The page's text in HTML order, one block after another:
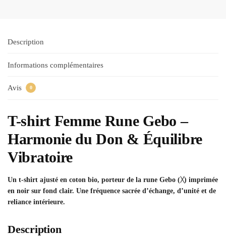
Description
Informations complémentaires
Avis 0
T-shirt Femme Rune Gebo –
Harmonie du Don & Équilibre
Vibratoire
Un t-shirt ajusté en coton bio, porteur de la rune Gebo (ᚷ) imprimée
en noir sur fond clair. Une fréquence sacrée d’échange, d’unité et de
reliance intérieure.
Description